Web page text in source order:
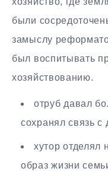
были
замыслу
был воспитывать
хозяйствованию.
отруб давал
сохранял связь
хутор отделял
образ жизни